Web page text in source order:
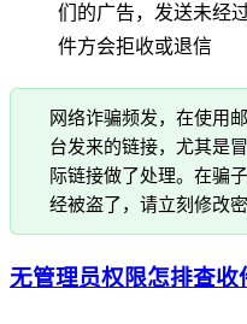
们的广告，发送未经
件方会拒收或退信
网络诈骗频发，在使用
台发来的链接，尤其是
际链接做了处理。在骗
经被盗了，请立刻修改
无管理员权限怎排查收